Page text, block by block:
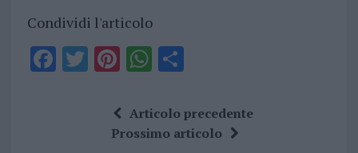
Condividi l'articolo
F T Pi
te
re
W
at
s
S
a
re
Articolo precedente
Prossimo articolo